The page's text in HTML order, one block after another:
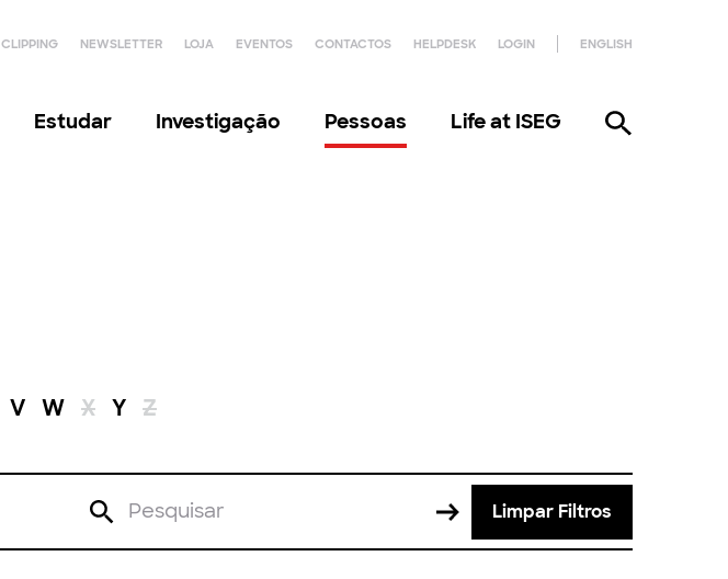
CLIPPING NEWSLETTER LOJA EVENTOS CONTACTOS HELPDESK LOGIN ENGLISH
Estudar Investigação Pessoas Life at ISEG
V W X Y Z
Limpar Filtros